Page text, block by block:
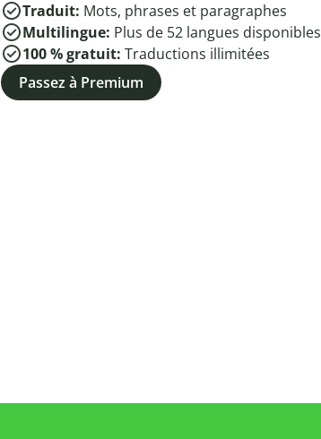
Traduit: Mots, phrases et paragraphes
Multilingue: Plus de 52 langues disponibles
100 % gratuit: Traductions illimitées
Passez à Premium